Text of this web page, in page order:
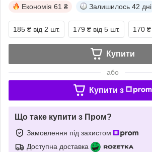
Економія 61 ₴ Залишилось 42 дні
185 ₴ від 2 шт. 179 ₴ від 5 шт. 170 ₴
Купити
або
Купити з
Що таке купити з Пром?
Замовлення під захистом
Доступна доставка